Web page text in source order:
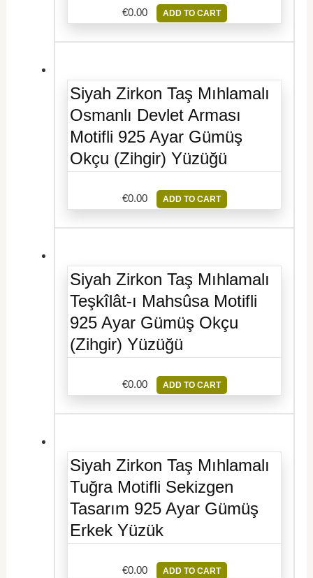
€0.00 ADD TO CART
Siyah Zirkon Taş Mıhlamalı
Osmanlı Devlet Arması
Motifli 925 Ayar Gümüş
Okçu (Zihgir) Yüzüğü
€0.00 ADD TO CART
Siyah Zirkon Taş Mıhlamalı
Teşkîlât-ı Mahsûsa Motifli
925 Ayar Gümüş Okçu
(Zihgir) Yüzüğü
€0.00 ADD TO CART
Siyah Zirkon Taş Mıhlamalı
Tuğra Motifli Sekizgen
Tasarım 925 Ayar Gümüş
Erkek Yüzük
€0.00 ADD TO CART